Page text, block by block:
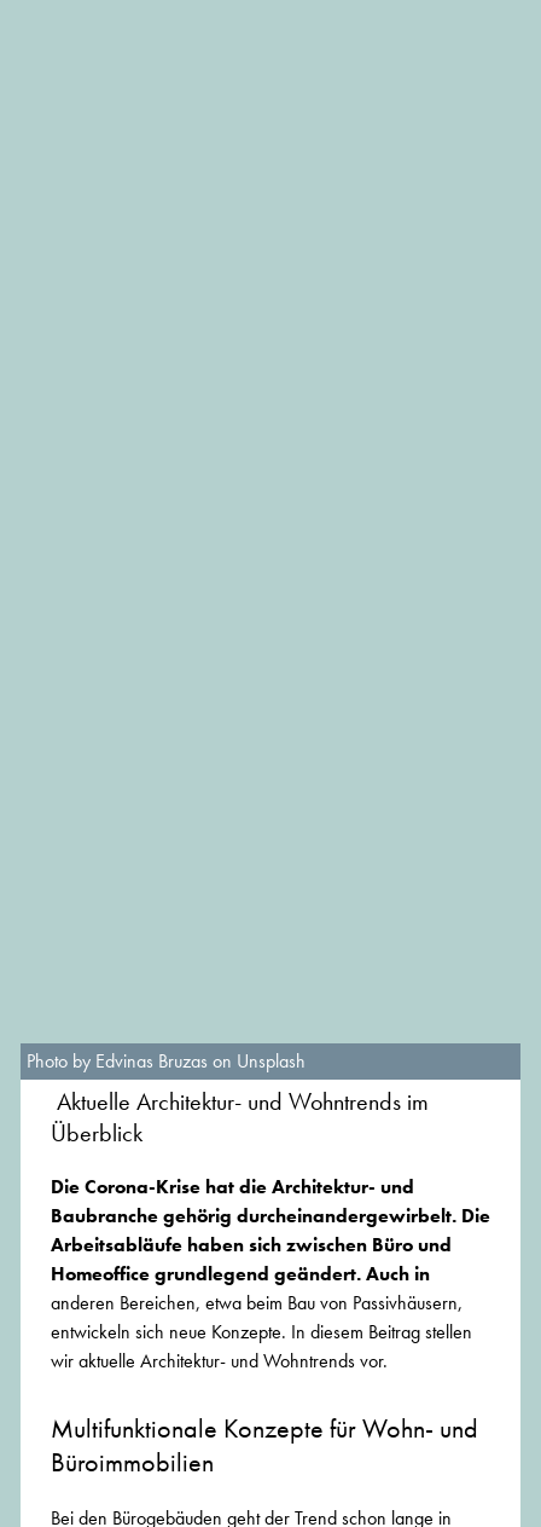
Photo by Edvinas Bruzas on Unsplash
Aktuelle Architektur- und Wohntrends im
Überblick
Die Corona-Krise hat die Architektur- und
Baubranche gehörig durcheinandergewirbelt. Die
Arbeitsabläufe haben sich zwischen Büro und
Homeoffice grundlegend geändert. Auch in
anderen Bereichen, etwa beim Bau von Passivhäusern,
entwickeln sich neue Konzepte. In diesem Beitrag stellen
wir aktuelle Architektur- und Wohntrends vor.
Multifunktionale Konzepte für Wohn- und
Büroimmobilien
Bei den Bürogebäuden geht der Trend schon lange in